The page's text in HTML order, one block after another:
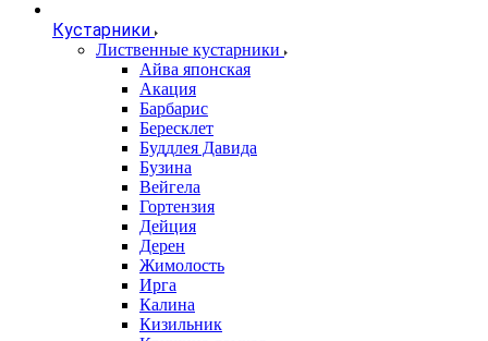
Кустарники
Лиственные кустарники
Айва японская
Акация
Барбарис
Бересклет
Буддлея Давида
Бузина
Вейгела
Гортензия
Дейция
Дерен
Жимолость
Ирга
Калина
Кизильник